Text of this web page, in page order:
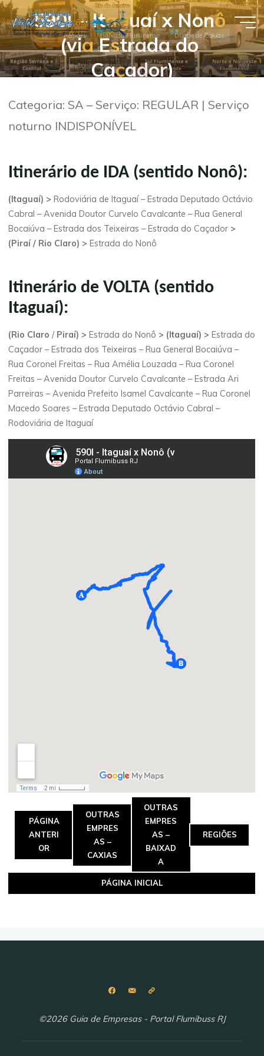
Pular
para
o
conteúdo
Guia de
Empresas
- Portal
RJ
590I – Itaguaí x Nonô
(via Estrada do
Caçador)
Página
inicial
Regiões Baixada Fluminense
Duque de Caxias
DC 4 / RJ 110 – Reginas
Categoria: SA – Serviço: REGULAR | Serviço
noturno INDISPONÍVEL
Itinerário de IDA (sentido Nonô):
(Itaguaí) > Rodoviária de Itaguaí – Estrada Deputado Octávio
Cabral – Avenida Doutor Curvelo Cavalcante – Rua General
Bocaiúva – Estrada dos Teixeiras – Estrada do Caçador >
(Piraí / Rio Claro) >Estrada do Nonô
Itinerário de VOLTA (sentido
Itaguaí):
(Rio Claro / Piraí) >Estrada do Nonô > (Itaguaí) >Estrada do
Caçador – Estrada dos Teixeiras – Rua General Bocaiúva –
Rua Coronel Freitas – Rua Amélia Louzada – Rua Coronel
Freitas – Avenida Doutor Curvelo Cavalcante – Estrada Ari
Parreiras – Avenida Prefeito Isamel Cavalcante – Rua Coronel
Macedo Soares – Estrada Deputado Octávio Cabral –
Rodoviária de Itaguaí
PÁGINA
ANTERI
OR
OUTRAS
EMPRES
AS –
CAXIAS
OUTRAS
EMPRES
AS –
BAIXAD
A
REGIÕES
PÁGINA INICIAL
©2026 Guia de Empresas - Portal Flumibuss RJ